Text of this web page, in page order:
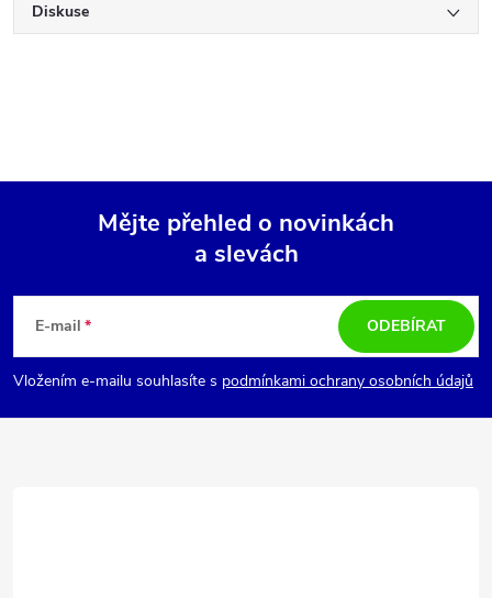
Diskuse
p
a
Mějte přehled o novinkách
a slevách
E-mail
Vložením e-mailu souhlasíte s podmínkami ochrany osobních údajů
ODEBÍRAT